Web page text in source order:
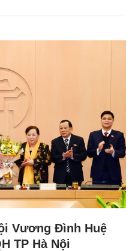
Vương Đình Huệ
TP Hà Nội